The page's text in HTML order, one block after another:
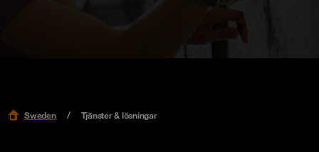
Sweden Tjänster & lösningar